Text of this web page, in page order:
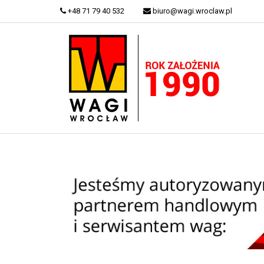
+48 71 79 40 532 biuro@wagi.wroclaw.pl